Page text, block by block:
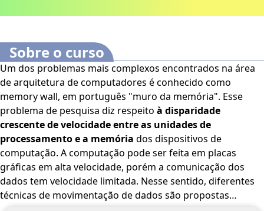
Sobre o curso
Um dos problemas mais complexos encontrados na área
de arquitetura de computadores é conhecido como
memory wall, em português "muro da memória". Esse
problema de pesquisa diz respeito à disparidade
crescente de velocidade entre as unidades de
processamento e a memória dos dispositivos de
computação. A computação pode ser feita em placas
gráficas em alta velocidade, porém a comunicação dos
dados tem velocidade limitada. Nesse sentido, diferentes
técnicas de movimentação de dados são propostas